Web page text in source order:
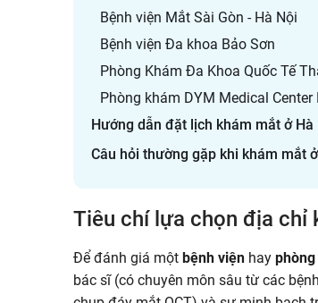
Bệnh viện Mắt Sài Gòn - Hà Nội
Bệnh viện Đa khoa Bảo Sơn
Phòng Khám Đa Khoa Quốc Tế
Phòng khám DYM Medical Center
Hướng dẫn đặt lịch khám mắt ở
Câu hỏi thường gặp khi khám mắt
Tiêu chí lựa chọn địa chỉ
Để đánh giá một bệnh viện hay
bác sĩ (có chuyên môn sâu từ các